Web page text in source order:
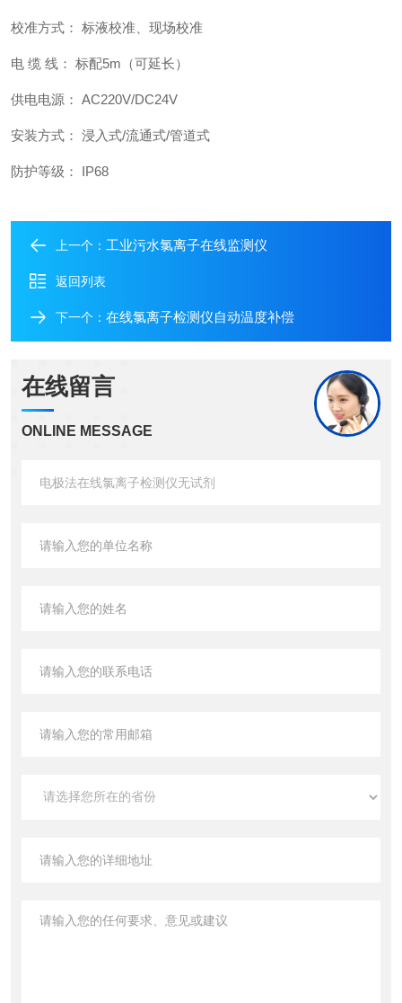
校准方式： 标液校准、现场校准
电 缆 线： 标配5m（可延长）
供电电源： AC220V/DC24V
安装方式： 浸入式/流通式/管道式
防护等级： IP68
上一个： 工业污水氯离子在线监测仪
返回列表
下一个： 在线氯离子检测仪自动温度补偿
在线留言
ONLINE MESSAGE